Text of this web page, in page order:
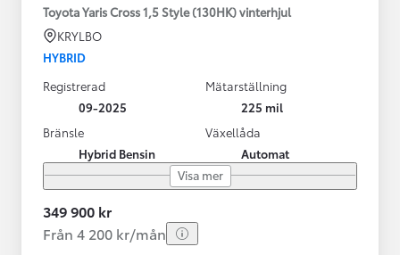
Toyota Yaris Cross 1,5 Style (130HK) vinterhjul
KRYLBO
HYBRID
Registrerad
09-2025
Mätarställning
225 mil
Bränsle
Hybrid Bensin
Växellåda
Automat
Visa mer
349 900 kr
Från 4 200 kr/mån